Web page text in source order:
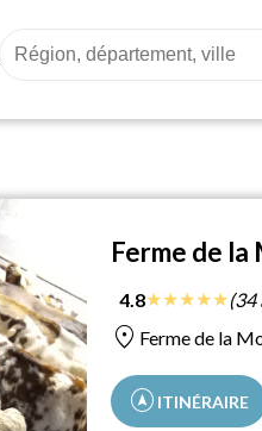
Ferme de la
4.8★★★★★(34
location_on Ferme de la
assistant_navigation ITINÉRAIRE